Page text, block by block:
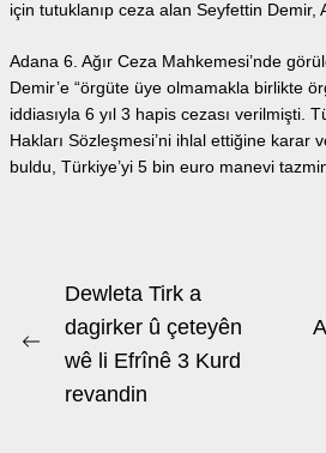
için tutuklanıp ceza alan Seyfettin Demir,
Adana 6. Ağır Ceza Mahkemesi’nde
Demir’e “örgüte üye olmamakla birlikte
iddiasıyla 6 yıl 3 hapis cezası verilmişti.
Hakları Sözleşmesi’ni ihlal ettiğine karar
buldu, Türkiye’yi 5 bin euro manevi
Beitrags-
Navigation
Previous
post:
Dewleta Tirk a
dagirker û çeteyên
wê li Efrînê 3 Kurd
revandin